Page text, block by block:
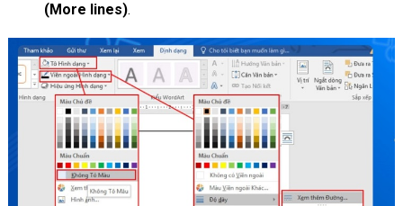
(More lines).